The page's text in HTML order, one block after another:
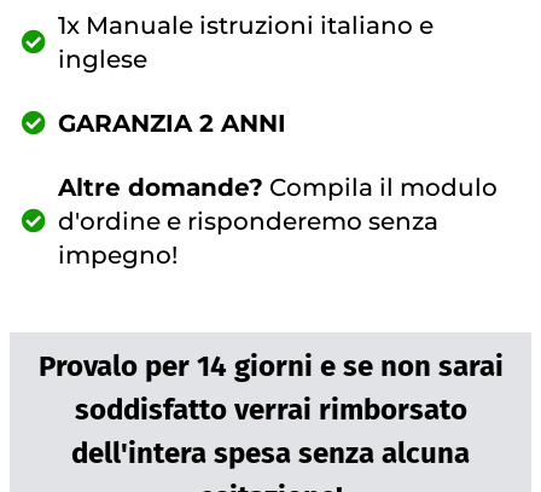
1x Manuale istruzioni italiano e
inglese
GARANZIA 2 ANNI
Altre domande? Compila il modulo
d'ordine e risponderemo senza
impegno!
Provalo per 14 giorni e se non sarai
soddisfatto verrai rimborsato
dell'intera spesa senza alcuna